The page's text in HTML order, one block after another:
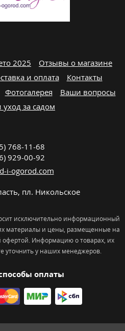
2025
Отзывы о магазине
и оплата
Контакты
Фотогалерея
Ваши вопросы
за садом
оплаты
768-11-68
929-00-92
i-ogorod.com
, пл. Никольcкое
исключительно информационный
материалы и цены, размещенные на
офертой. Информацию о товарах, их
уточнить у наших менеджеров.